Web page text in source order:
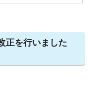
正を行いました